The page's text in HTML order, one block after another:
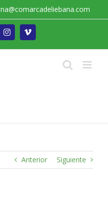
InstagramVimeo
Anterior Siguiente